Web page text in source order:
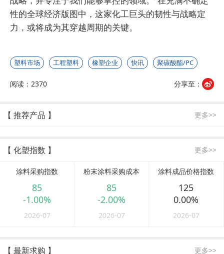
性的全球经济版图中，这家化工巨头的韧性与战略定
力，或将成为其穿越周期的关键。
塑料市场 工程塑料 橡塑企业 快讯 聚碳酸酯/PC
阅读：2370 分享至：
【 推荐产品 】 更多>>
【 化塑指数 】 更多>>
涂料采购指数
85
-1.00%
2026-07
粉末涂料采购成本
85
-2.00%
2026-07
涂料成品价格指数
125
0.00%
2026-07
【 最新求购 】 更多>>